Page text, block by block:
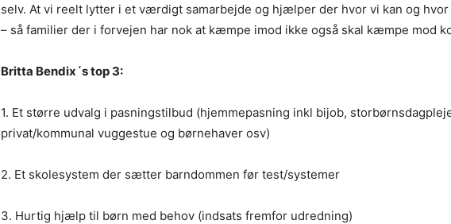
selv. At vi reelt lytter i et værdigt samarbejde og hjælper der hvor vi kan og
– så familier der i forvejen har nok at kæmpe imod ikke også skal kæmpe mod
Britta Bendix´s top 3:
1. Et større udvalg i pasningstilbud (hjemmepasning inkl bijob,
privat/kommunal vuggestue og børnehaver osv)
2. Et skolesystem der sætter barndommen før test/systemer
3. Hurtig hjælp til børn med behov (indsats fremfor udredning)